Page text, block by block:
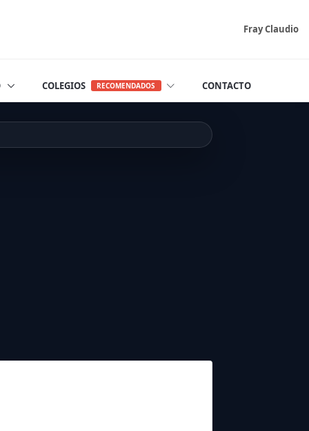
Fray Claudio
COLEGIOS RECOMENDADOS CONTACTO